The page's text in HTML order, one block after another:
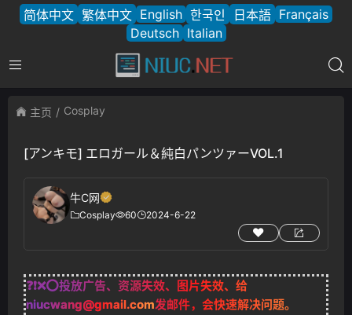
简体中文 繁体中文 English 한국인 日本語 Français
Deutsch Italian
主页 Cosplay
[アンキモ] エロガール＆純白パンツァーVOL.1
牛C网
Cosplay 60 2024-6-22
❓❗❌⭕投放广告、资源失效、图片失效、给
niucwang@gmail.com发邮件，会快速解决问题。